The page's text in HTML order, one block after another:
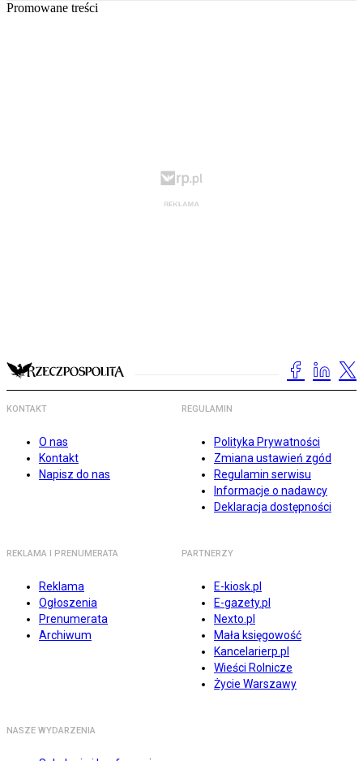
Promowane treści
KONTAKT
O nas
Kontakt
Napisz do nas
REGULAMIN
Polityka Prywatności
Zmiana ustawień zgód
Regulamin serwisu
Informacje o nadawcy
Deklaracja dostępności
REKLAMA I PRENUMERATA
Reklama
Ogłoszenia
Prenumerata
Archiwum
PARTNERZY
E-kiosk.pl
E-gazety.pl
Nexto.pl
Mała księgowość
Kancelarierp.pl
Wieści Rolnicze
Życie Warszawy
NASZE WYDARZENIA